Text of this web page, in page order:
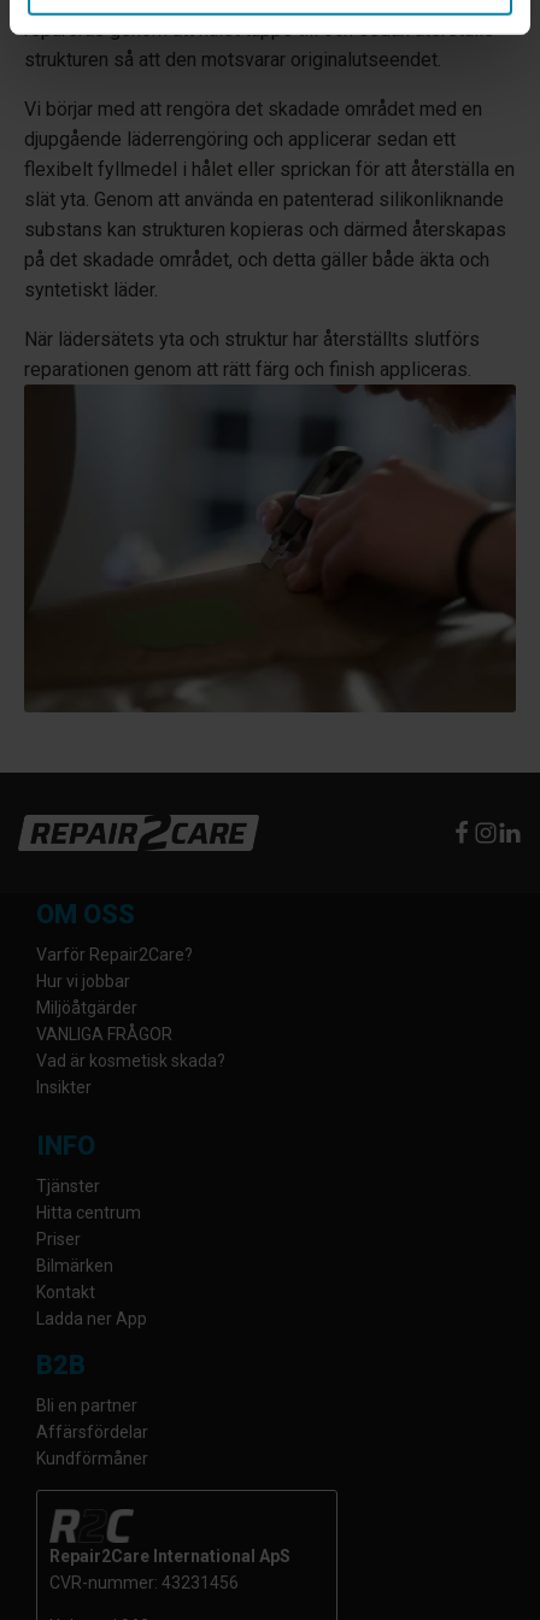
repareras genom att hålet täpps till och sedan återställs
strukturen så att den motsvarar originalutseendet.
Vi börjar med att rengöra det skadade området med en
djupgående läderrengöring och applicerar sedan ett
flexibelt fyllmedel i hålet eller sprickan för att återställa en
slät yta. Genom att använda en patenterad silikonliknande
substans kan strukturen kopieras och därmed återskapas
på det skadade området, och detta gäller både äkta och
syntetiskt läder.
När lädersätets yta och struktur har återställts slutförs
reparationen genom att rätt färg och finish appliceras.
OM OSS
Varför Repair2Care?
Hur vi jobbar
Miljöåtgärder
VANLIGA FRÅGOR
Vad är kosmetisk skada?
Insikter
INFO
Tjänster
Hitta centrum
Priser
Bilmärken
Kontakt
Ladda ner App
B2B
Bli en partner
Affärsfördelar
Kundförmåner
Repair2Care International ApS
CVR-nummer: 43231456